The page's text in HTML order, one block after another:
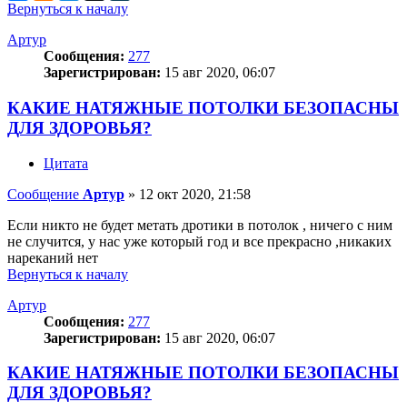
Вернуться к началу
Артур
Сообщения: 277
Зарегистрирован: 15 авг 2020, 06:07
КАКИЕ НАТЯЖНЫЕ ПОТОЛКИ БЕЗОПАСНЫ
ДЛЯ ЗДОРОВЬЯ?
Цитата
Сообщение Артур » 12 окт 2020, 21:58
Если никто не будет метать дротики в потолок , ничего с ним
не случится, у нас уже который год и все прекрасно ,никаких
нареканий нет
Вернуться к началу
Артур
Сообщения: 277
Зарегистрирован: 15 авг 2020, 06:07
КАКИЕ НАТЯЖНЫЕ ПОТОЛКИ БЕЗОПАСНЫ
ДЛЯ ЗДОРОВЬЯ?